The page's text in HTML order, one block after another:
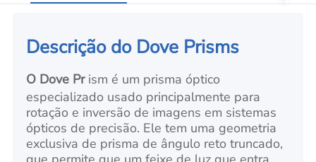
Descrição do Dove Prisms
O Dove Prism é um prisma óptico
especializado usado principalmente para
rotação e inversão de imagens em sistemas
ópticos de precisão. Ele tem uma geometria
exclusiva de prisma de ângulo reto truncado,